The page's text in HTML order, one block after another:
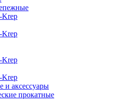
Krep
Krep
Krep
Krep
и аксессуары
прокатные